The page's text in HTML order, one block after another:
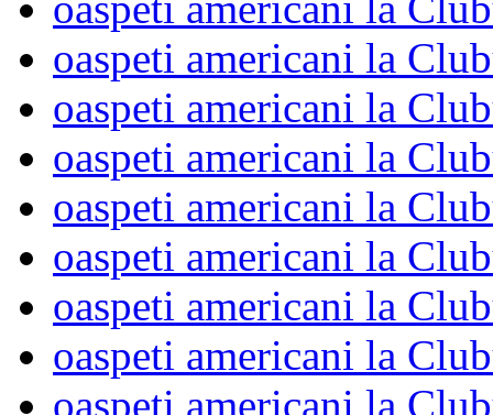
oaspeti americani la
oaspeti americani la
oaspeti americani la
oaspeti americani la
oaspeti americani la
oaspeti americani la
oaspeti americani la
oaspeti americani la